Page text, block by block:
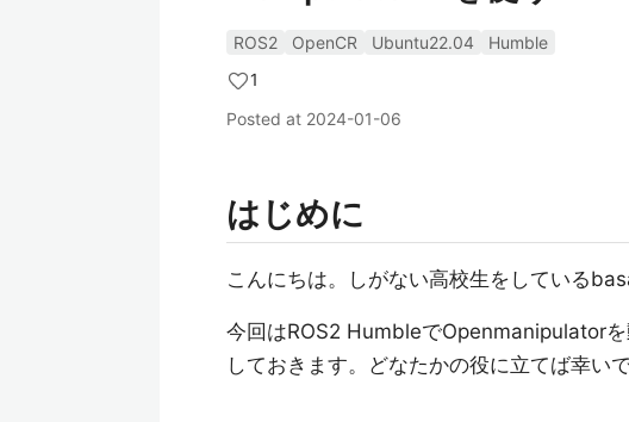
ROS2 OpenCR Ubuntu22.04
Humble
1
Posted at 2024-01-06
はじめに
こんにちは。しがない高校生をしている
今回はROS2 HumbleでOpenmanipulator
しておきます。どなたかの役に立てば幸いで